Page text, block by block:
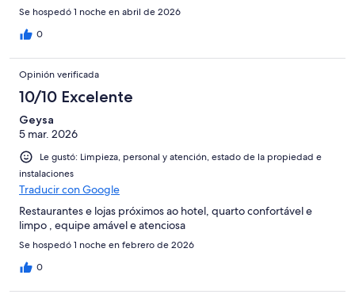
Se hospedó 1 noche en abril de 2026
0
Opinión verificada
10/10 Excelente
Geysa
5 mar. 2026
Le gustó: Limpieza, personal y atención, estado de la propiedad e
instalaciones
Traducir con Google
Restaurantes e lojas próximos ao hotel, quarto confortável e
limpo , equipe amável e atenciosa
Se hospedó 1 noche en febrero de 2026
0